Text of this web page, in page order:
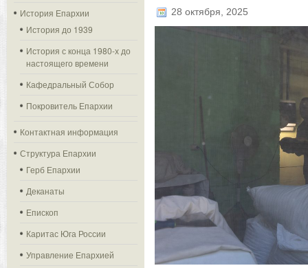
История Епархии
История до 1939
История с конца 1980-х до
настоящего времени
Кафедральный Собор
Покровитель Епархии
Контактная информация
Структура Епархии
Герб Епархии
Деканаты
Епископ
Каритас Юга России
Управление Епархией
28 октября, 2025